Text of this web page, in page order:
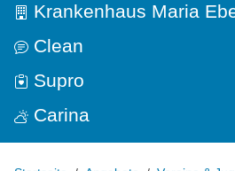
Krankenhaus Maria
Clean
Supro
Carina